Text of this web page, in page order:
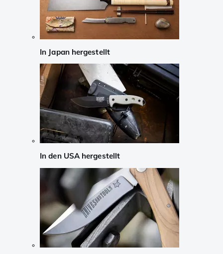
In Japan hergestellt
In den USA hergestellt